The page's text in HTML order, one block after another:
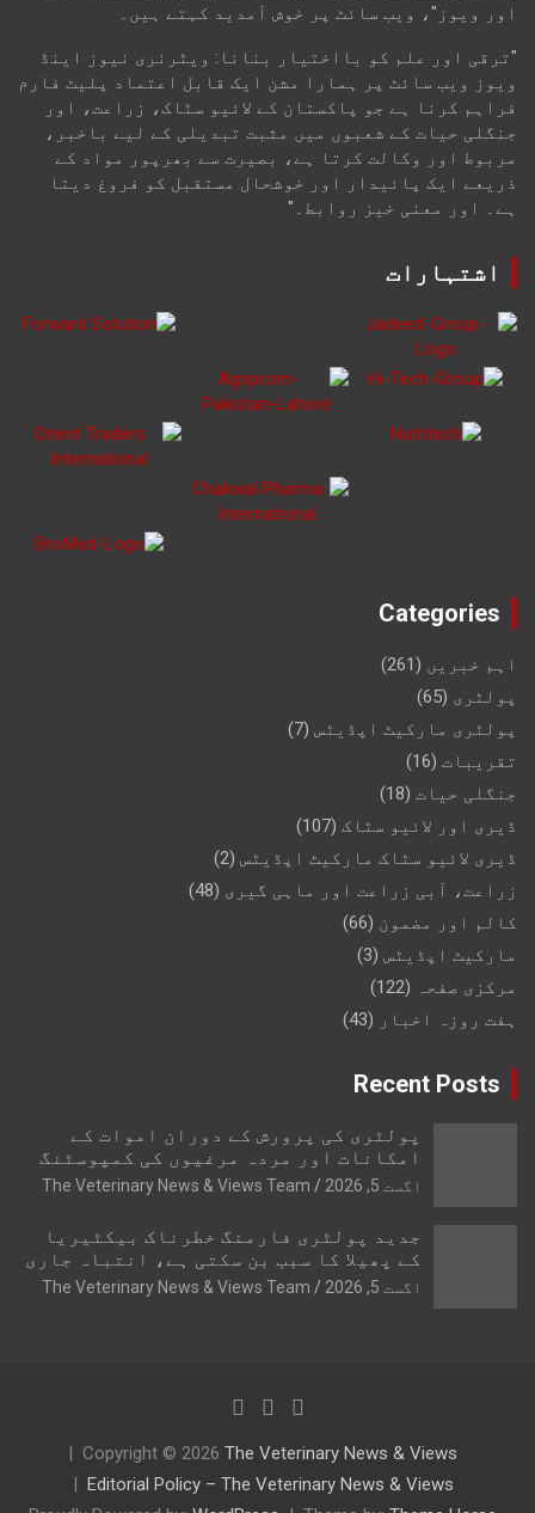
اور ویوز"، ویب سائٹ پر خوش آمدید کہتے ہیں۔
"ترقی اور علم کو بااختیار بنانا: ویٹرنری نیوز اینڈ
ویوز ویب سائٹ پر ہمارا مشن ایک قابل اعتماد پلیٹ فارم
فراہم کرنا ہے جو پاکستان کے لائیو سٹاک، زراعت، اور
جنگلی حیات کے شعبوں میں مثبت تبدیلی کے لیے باخبر،
مربوط اور وکالت کرتا ہے، بصیرت سے بھرپور مواد کے
ذریعے ایک پائیدار اور خوشحال مستقبل کو فروغ دیتا
ہے۔ اور معنی خیز روابط۔"
اشتہارات
Categories
اہم خبریں (261)
پولٹری (65)
پولٹری مارکیٹ اپڈیٹس (7)
تقریبات (16)
جنگلی حیات (18)
ڈیری اور لائیو سٹاک (107)
ڈیری لائیو سٹاک مارکیٹ اپڈیٹس (2)
زراعت، آبی زراعت اور ماہی گیری (48)
کالم اور مضمون (66)
مارکیٹ اپڈیٹس (3)
مرکزی صفحہ (122)
ہفت روزہ اخبار (43)
Recent Posts
پولٹری کی پرورش کے دوران اموات کے
امکانات اور مردہ مرغیوں کی کمپوسٹنگ
اگست 5, 2026 The Veterinary News & Views Team
جدید پولٹری فارمنگ خطرناک بیکٹیریا
کے پھیلا کا سبب بن سکتی ہے، انتباہ جاری
اگست 5, 2026 The Veterinary News & Views Team
Copyright © 2026 The Veterinary News & Views
Editorial Policy – The Veterinary News & Views